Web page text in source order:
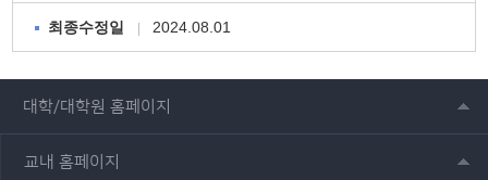
최종수정일 2024.08.01
대학/대학원 홈페이지
교내 홈페이지